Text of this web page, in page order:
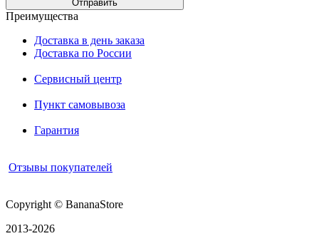
Преимущества
Доставка в день заказа
Доставка по России
Сервисный центр
Пункт самовывоза
Гарантия
Отзывы покупателей
Copyright © BananaStore
2013-2026